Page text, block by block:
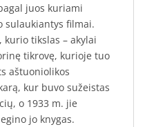
juos kuriami
filmai.
kurio tikslas – akylai
tikrovę, kurioje tuo
aštuoniolikos
kur buvo sužeistas
o 1933 m. jie
jo knygas.